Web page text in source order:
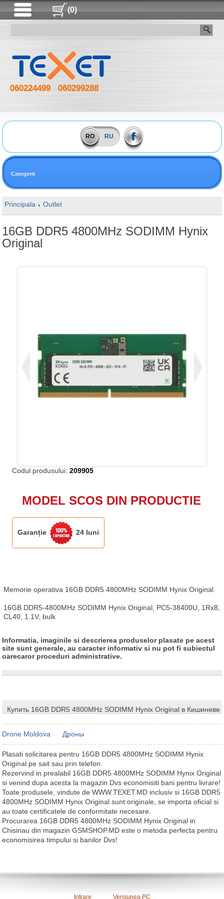
(0)
060224499 060299288
RO RU
Categorii
Principala Outlet
16GB DDR5 4800MHz SODIMM Hynix
Original
Codul produsului:209905
MODEL SCOS DIN PRODUCTIE
Garanție 24 luni
Memorie operativa 16GB DDR5 4800MHz SODIMM Hynix Original
16GB DDR5-4800MHz SODIMM Hynix Original, PC5-38400U, 1Rx8,
CL40, 1.1V, bulk
Informatia, imaginile si descrierea produselor plasate pe acest
site sunt generale, au caracter informativ si nu pot fi subiectul
oarecaror proceduri administrative.
Купить 16GB DDR5 4800MHz SODIMM Hynix Original в Кишиневе
Drone Moldova Дроны
Plasati solicitarea pentru 16GB DDR5 4800MHz SODIMM Hynix
Original pe sait sau prin telefon.
Rezervind in prealabil 16GB DDR5 4800MHz SODIMM Hynix Original
si venind dupa acesta la magazin Dvs economisiti bani pentru livrare!
Toate produsele, vindute de WWW.TEXET.MD inclusiv si 16GB DDR5
4800MHz SODIMM Hynix Original sunt originale, se importa oficial si
au toate certificatele de conformitate necesare.
Procurarea 16GB DDR5 4800MHz SODIMM Hynix Original in
Chisinau din magazin GSMSHOP.MD este o metoda perfecta pentru
economisirea timpului si banilor Dvs!
Intrare Versiunea PC